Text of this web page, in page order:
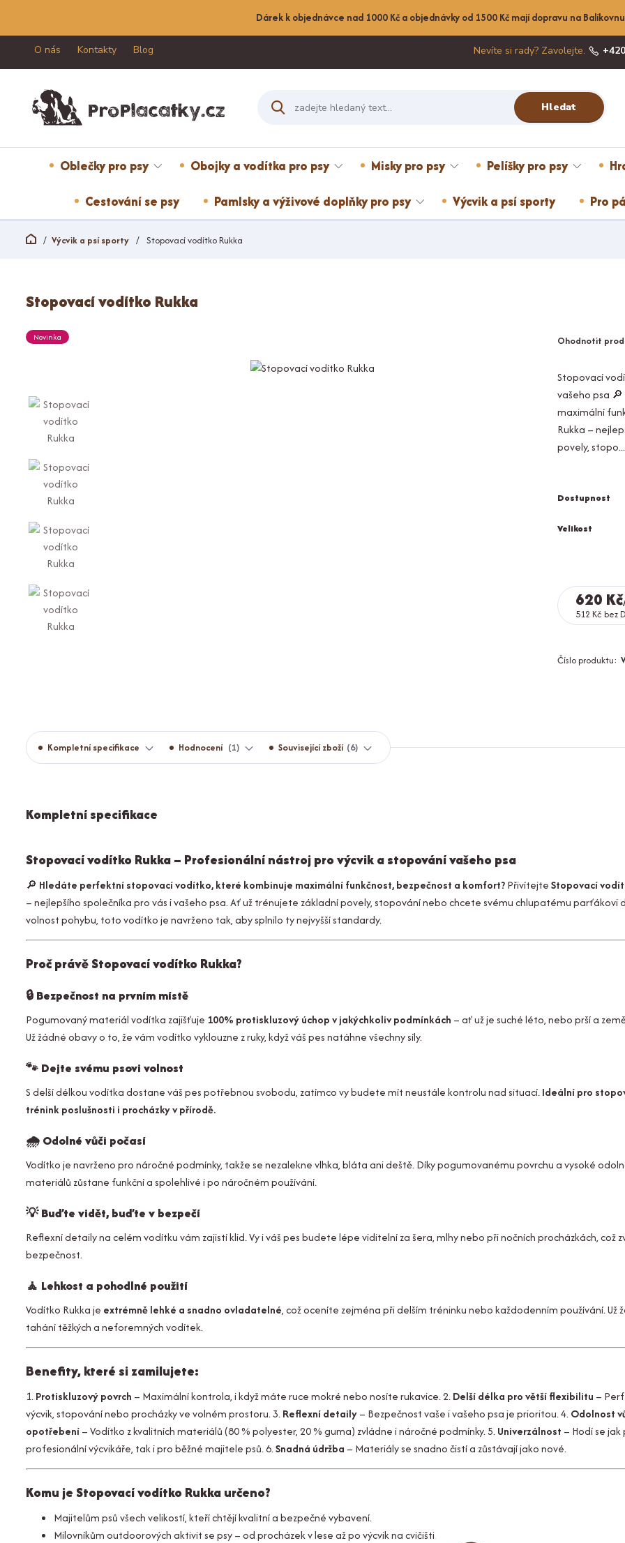
Dárek k objednávce nad 1000 Kč a objednávky od 1500 Kč mají dopravu na
O nás Kontakty Blog
Hledat
Nevíte si rady? Zavolejte.
Oblečky pro psy Obojky a vodítka pro psy Misky pro psy Pelíšky pro psy
Cestování se psy Pamlsky a výživové doplňky pro psy Výcvik a psí sporty Pro
Výcvik a psí sporty Stopovací vodítko Rukka
Stopovací vodítko Rukka
Novinka Ohodnotit
Stopovací
vašeho psa
maximální
Rukka –
povely, stopo...
Dostupnost
Velikost
620 Kč
512 Kč bez
Číslo produktu:
Kompletní specifikace Hodnocení 1 Související zboží 6
Kompletní specifikace
Stopovací vodítko Rukka – Profesionální nástroj pro výcvik a stopování vašeho psa
🔎 Hledáte perfektní stopovací vodítko, které kombinuje maximální funkčnost, bezpečnost a komfort?PřivítejteStopovací
– nejlepšího společníka pro vás i vašeho psa. Ať už trénujete základní povely, stopování nebo chcete svému chlupatému parťákovi
volnost pohybu, toto vodítko je navrženo tak, aby splnilo ty nejvyšší standardy.
Proč právě Stopovací vodítko Rukka?
🔒 Bezpečnost na prvním místě
Pogumovaný materiál vodítka zajišťuje 100% protiskluzový úchop v jakýchkoliv podmínkách – ať už je suché léto, nebo prší a
Už žádné obavy o to, že vám vodítko vyklouzne z ruky, když váš pes natáhne všechny síly.
🐾 Dejte svému psovi volnost
S delší délkou vodítka dostane váš pes potřebnou svobodu, zatímco vy budete mít neustále kontrolu nad situací.Ideální pro
trénink poslušnosti i procházky v přírodě.
🌧️ Odolné vůči počasí
Vodítko je navrženo pro náročné podmínky, takže se nezalekne vlhka, bláta ani deště. Díky pogumovanému povrchu a vysoké
materiálů zůstane funkční a spolehlivé i po náročném používání.
💡Buďte vidět, buďte v bezpečí
Reflexní detaily na celém vodítku vám zajistí klid. Vy i váš pes budete lépe viditelní za šera, mlhy nebo při nočních procházkách, což
bezpečnost.
🧘 Lehkost a pohodlné použití
Vodítko Rukka je extrémně lehké a snadno ovladatelné, což oceníte zejména při delším tréninku nebo každodenním používání. Už
tahání těžkých a neforemných vodítek.
Benefity, které si zamilujete:
1.Protiskluzový povrch – Maximální kontrola, i když máte ruce mokré nebo nosíte rukavice. 2.Delší délka pro větší flexibilitu –
výcvik, stopování nebo procházky ve volném prostoru. 3.Reflexní detaily– Bezpečnost vaše i vašeho psa je prioritou. 4.Odolnost
opotřebení– Vodítko z kvalitních materiálů (80 % polyester, 20 % guma) zvládne i náročné podmínky. 5.Univerzálnost – Hodí se jak
profesionální výcvikáře, tak i pro běžné majitele psů. 6.Snadná údržba – Materiály se snadno čistí a zůstávají jako nové.
Komu je Stopovací vodítko Rukka určeno?
Majitelům psů všech velikostí, kteří chtějí kvalitní a bezpečné vybavení.
Milovníkům outdoorových aktivit se psy – od procházek v lese až po výcvik na cvičišti.